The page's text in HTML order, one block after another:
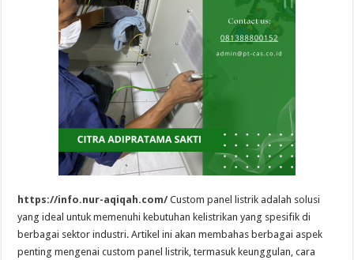
https://info.nur-aqiqah.com/Custom panel listrik adalah solusi
yang ideal untuk memenuhi kebutuhan kelistrikan yang spesifik di
berbagai sektor industri. Artikel ini akan membahas berbagai aspek
penting mengenai custom panel listrik, termasuk keunggulan, cara